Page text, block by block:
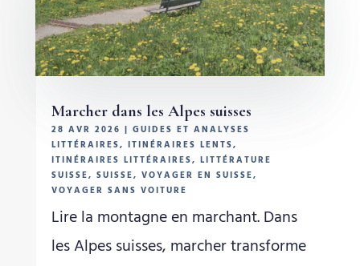
Marcher dans les Alpes suisses
28 AVR 2026 | GUIDES ET ANALYSES
LITTÉRAIRES, ITINÉRAIRES LENTS,
ITINÉRAIRES LITTÉRAIRES, LITTÉRATURE
SUISSE, SUISSE, VOYAGER EN SUISSE,
VOYAGER SANS VOITURE
Lire la montagne en marchant. Dans
les Alpes suisses, marcher transforme